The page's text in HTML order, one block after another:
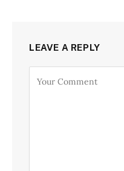
LEAVE A REPLY